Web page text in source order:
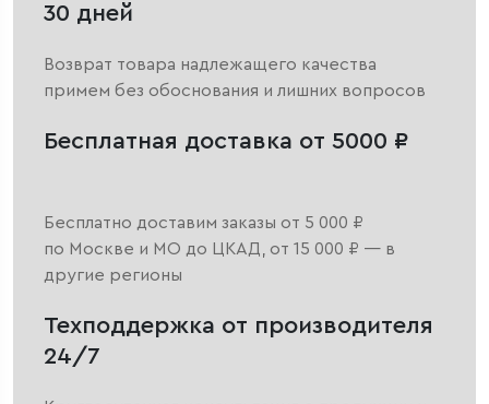
30 дней
Возврат товара надлежащего качества
примем без обоснования и лишних вопросов
Бесплатная доставка от 5000 ₽
Бесплатно доставим заказы от 5 000 ₽
по Москве и МО до ЦКАД, от 15 000 ₽ — в
другие регионы
Техподдержка от производителя
24/7